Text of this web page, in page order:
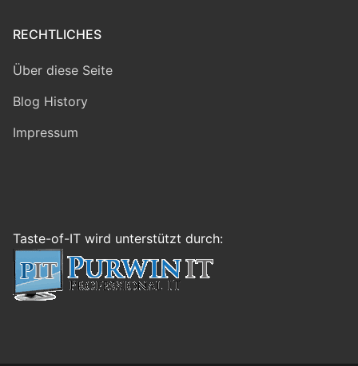
RECHTLICHES
Über diese Seite
Blog History
Impressum
Taste-of-IT wird unterstützt durch: